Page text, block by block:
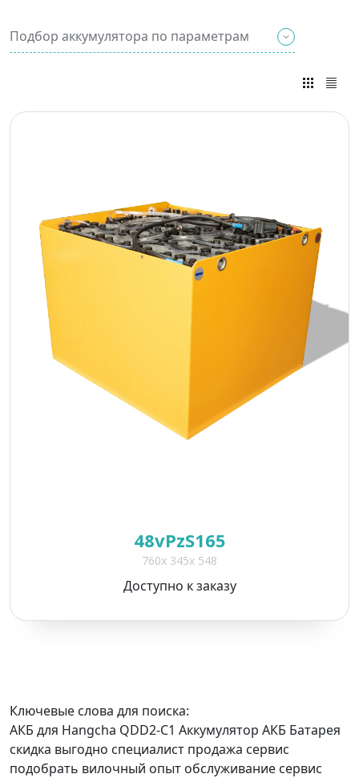
Подбор аккумулятора по параметрам
Введите известные вам
48vPzS165
760x 345x 548
Доступно к заказу
Ключевые слова для поиска:
АКБ для Hangcha QDD2-C1 Аккумулятор АКБ Батарея
скидка выгодно специалист продажа сервис
подобрать вилочный опыт обслуживание сервис